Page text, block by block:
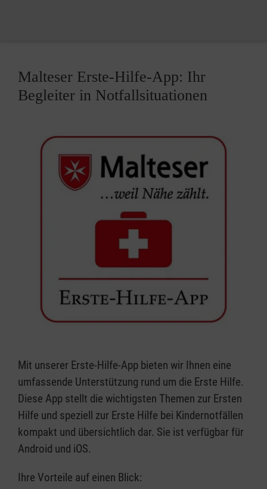
Malteser Erste-Hilfe-App: Ihr
Begleiter in Notfallsituationen
Mit unserer Erste-Hilfe-App bieten wir Ihnen eine
umfassende Unterstützung rund um die Erste Hilfe.
Diese App stellt die wichtigsten Themen zur Ersten
Hilfe und speziell zur Erste Hilfe bei Kindernotfällen
kompakt und übersichtlich dar. Sie ist verfügbar für
Android und iOS.
Ihre Vorteile auf einen Blick: